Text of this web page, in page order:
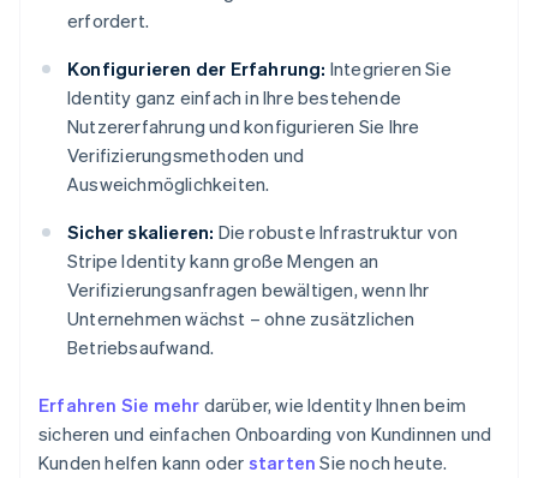
erfordert.
Konfigurieren der Erfahrung: Integrieren Sie
Identity ganz einfach in Ihre bestehende
Nutzererfahrung und konfigurieren Sie Ihre
Verifizierungsmethoden und
Ausweichmöglichkeiten.
Sicher skalieren: Die robuste Infrastruktur von
Stripe Identity kann große Mengen an
Verifizierungsanfragen bewältigen, wenn Ihr
Unternehmen wächst – ohne zusätzlichen
Betriebsaufwand.
Erfahren Sie mehr darüber, wie Identity Ihnen beim
sicheren und einfachen Onboarding von Kundinnen und
Kunden helfen kann oder starten Sie noch heute.